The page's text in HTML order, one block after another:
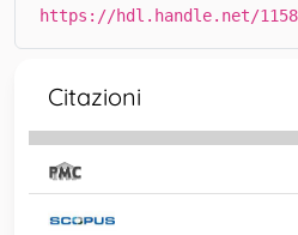
https://hdl.handle.net/
Citazioni